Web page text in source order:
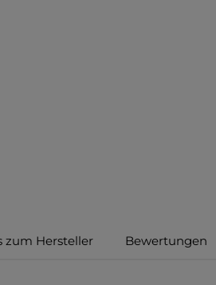
zum Hersteller Bewertungen